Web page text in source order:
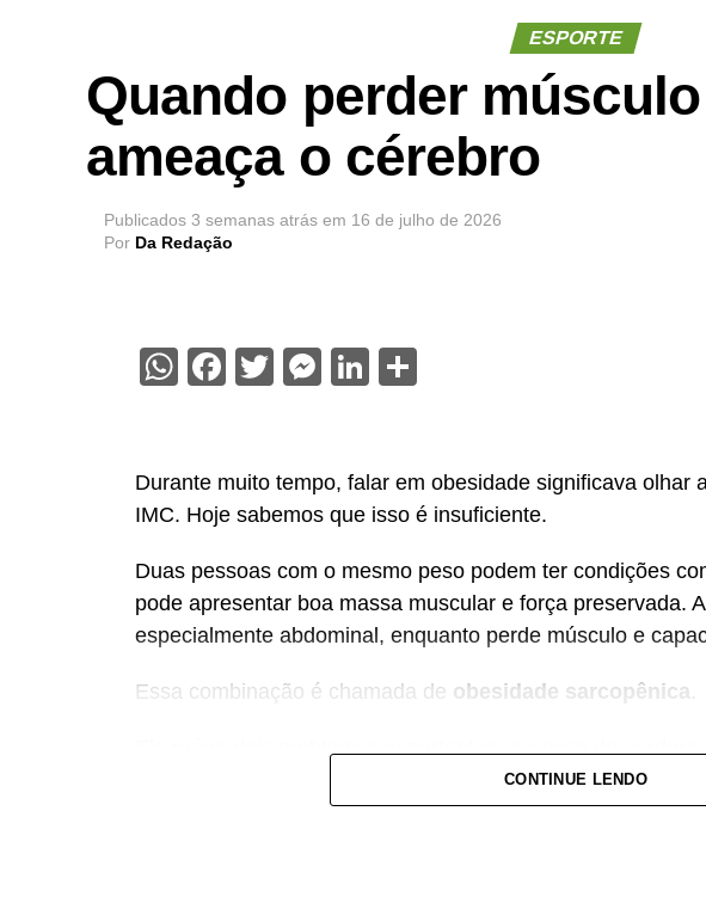
ESPORTE
Quando perder
ameaça o cérebro
Publicados 3 semanas atrás em 16 de julho de 2026
Por Da Redação
WhatsApp
Facebook
Twitter
Messenger
LinkedIn
Durante muito tempo, falar em obesidade significava olhar
IMC. Hoje sabemos que isso é insuficiente.
Duas pessoas com o mesmo peso podem ter condições
pode apresentar boa massa muscular e força preservada.
especialmente abdominal, enquanto perde músculo e
Essa combinação é chamada de obesidade sarcopênica
Ela reúne dois problemas importantes: excesso de gordura
da força muscular. Além de aumentar o risco de
cardiovasculares, novas evidências mostram que essa
CONTINUE LENDO